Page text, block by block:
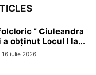
” Ciuleandra
a obținut Locul I la...
16 iulie 2026